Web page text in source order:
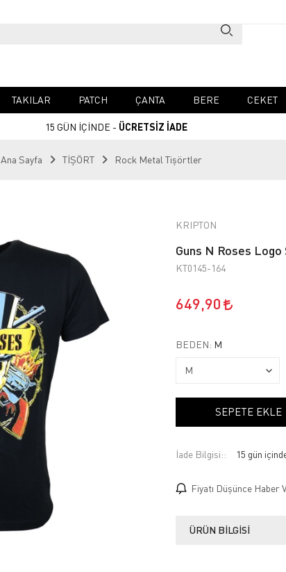
TAKILAR PATCH ÇANTA BERE CEKET
15 GÜN İÇİNDE - ÜCRETSİZ İADE
Ana Sayfa TİŞÖRT Rock Metal Tişörtler
KRIPTON
Guns N Roses
KT0145-164
649,90
BEDEN: M
SEPETE EKLE
İade Bilgisi:
Fiyatı Düşünce Haber
ÜRÜN BILGISI